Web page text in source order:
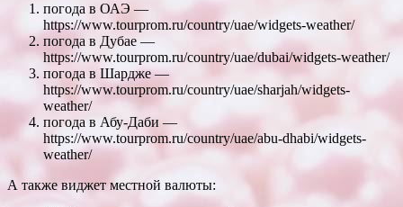
погода в ОАЭ —
https://www.tourprom.ru/country/uae/widgets-weather/
погода в Дубае —
https://www.tourprom.ru/country/uae/dubai/widgets-weather/
погода в Шардже —
https://www.tourprom.ru/country/uae/sharjah/widgets-
weather/
погода в Абу-Даби —
https://www.tourprom.ru/country/uae/abu-dhabi/widgets-
weather/
А также виджет местной валюты: